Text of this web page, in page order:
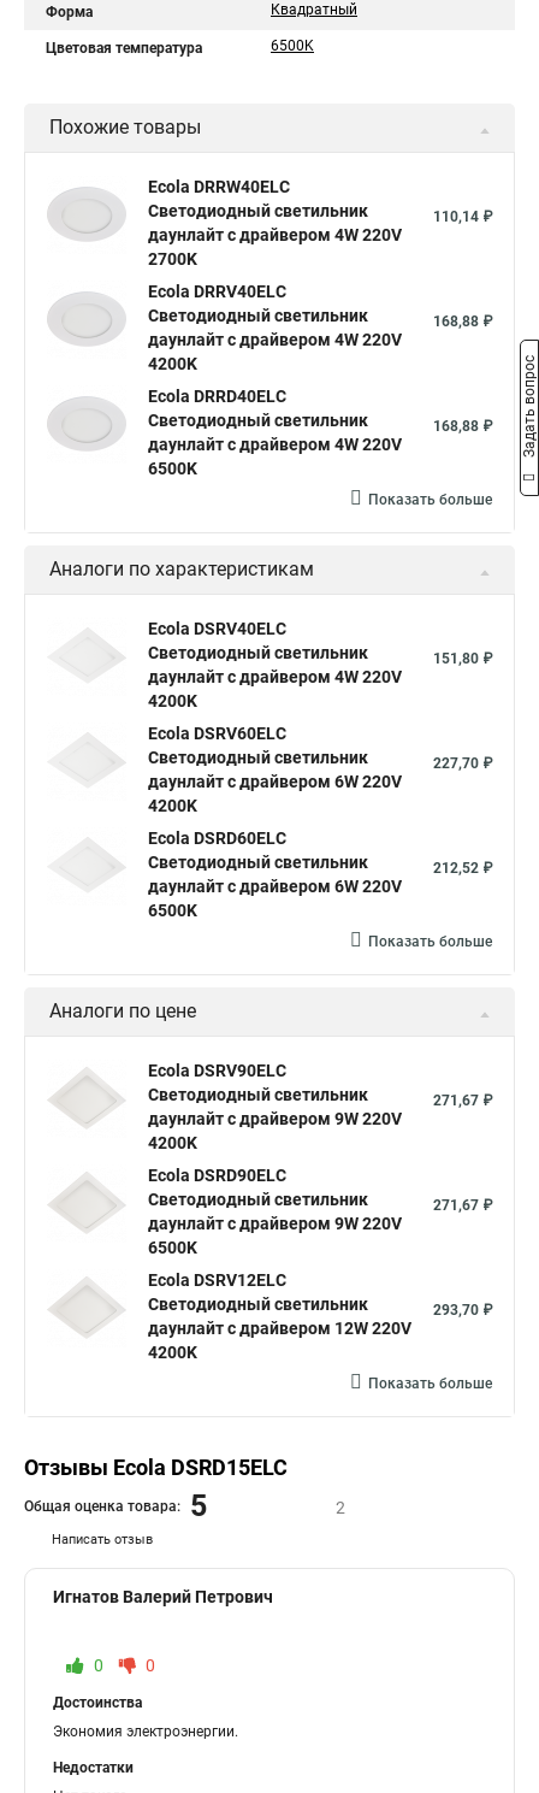
Форма Квадратный
Цветовая температура 6500K
Похожие товары
Ecola DRRW40ELC
Светодиодный светильник
даунлайт с драйвером 4W 220V
2700K
110,14 ₽
Ecola DRRV40ELC
Светодиодный светильник
даунлайт с драйвером 4W 220V
4200K
168,88 ₽
Ecola DRRD40ELC
Светодиодный светильник
даунлайт с драйвером 4W 220V
6500K
168,88 ₽
Показать больше
Аналоги по характеристикам
Ecola DSRV40ELC
Светодиодный светильник
даунлайт с драйвером 4W 220V
4200K
151,80 ₽
Ecola DSRV60ELC
Светодиодный светильник
даунлайт с драйвером 6W 220V
4200K
227,70 ₽
Ecola DSRD60ELC
Светодиодный светильник
даунлайт с драйвером 6W 220V
6500K
212,52 ₽
Показать больше
Аналоги по цене
Ecola DSRV90ELC
Светодиодный светильник
даунлайт с драйвером 9W 220V
4200K
271,67 ₽
Ecola DSRD90ELC
Светодиодный светильник
даунлайт с драйвером 9W 220V
6500K
271,67 ₽
Ecola DSRV12ELC
Светодиодный светильник
даунлайт с драйвером 12W 220V
4200K
293,70 ₽
Показать больше
Отзывы Ecola DSRD15ELC
Написать отзыв
Общая оценка товара: 5 2
Игнатов Валерий Петрович
0 0
Достоинства
Экономия электроэнергии.
Недостатки
Задать вопрос